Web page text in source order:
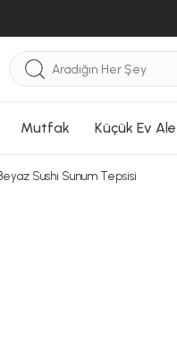
Mutfak Küçük Ev
Sushi Sunum Tepsisi